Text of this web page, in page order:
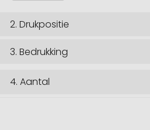
2.Drukpositie
3.Bedrukking
4.Aantal